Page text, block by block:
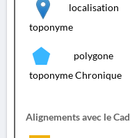
localisation
toponyme
polygone
toponyme Chronique
Alignements avec le